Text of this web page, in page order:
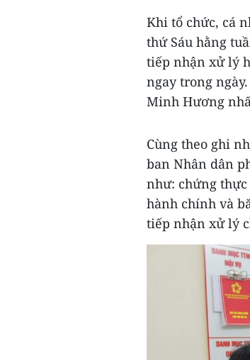
Khi tổ chức, cá
thứ Sáu hằng
tiếp nhận xử lý
ngay trong
Minh Hương
Cùng theo ghi
ban Nhân dân
như: chứng thực
hành chính và
tiếp nhận xử lý